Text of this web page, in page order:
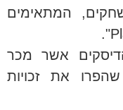
המתאימים
אשר מכר
את זכויות